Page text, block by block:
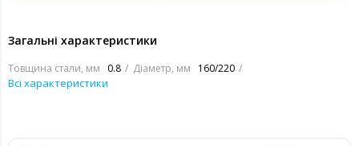
Загальні характеристики
Товщина стали, мм 0.8 Діаметр, мм 160/220
Всі характеристики